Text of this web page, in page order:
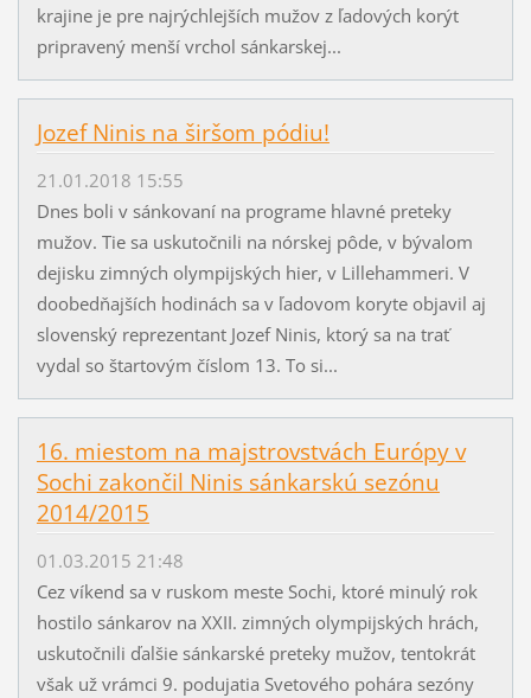
krajine je pre najrýchlejších mužov z ľadových korýt
pripravený menší vrchol sánkarskej...
Jozef Ninis na širšom pódiu!
21.01.2018 15:55
Dnes boli v sánkovaní na programe hlavné preteky
mužov. Tie sa uskutočnili na nórskej pôde, v bývalom
dejisku zimných olympijských hier, v Lillehammeri. V
doobedňajších hodinách sa v ľadovom koryte objavil aj
slovenský reprezentant Jozef Ninis, ktorý sa na trať
vydal so štartovým číslom 13. To si...
16. miestom na majstrovstvách Európy v
Sochi zakončil Ninis sánkarskú sezónu
2014/2015
01.03.2015 21:48
Cez víkend sa v ruskom meste Sochi, ktoré minulý rok
hostilo sánkarov na XXII. zimných olympijských hrách,
uskutočnili ďalšie sánkarské preteky mužov, tentokrát
však už vrámci 9. podujatia Svetového pohára sezóny